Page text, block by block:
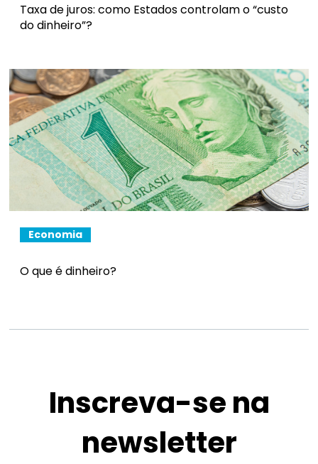
Taxa de juros: como Estados controlam o “custo
do dinheiro”?
Economia
O que é dinheiro?
Inscreva-se na
newsletter